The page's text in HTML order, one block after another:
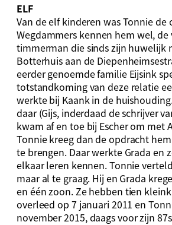
ELF
Van de elf kinderen was Tonnie de
Wegdammers kennen hem wel,
timmerman die sinds zijn huwelijk
Botterhuis aan de
eerder genoemde familie Eijsink
totstandkoming van deze relatie
werkte bij Kaank in de
daar (Gijs, inderdaad de schrijver
kwam af en toe bij Escher om met
Tonnie kreeg dan de opdracht
te brengen. Daar werkte Grada en
elkaar leren kennen. Tonnie
maar al te graag. Hij en Grada
en één zoon. Ze hebben tien
overleed op 7 januari 2011 en
november 2015, daags voor zijn